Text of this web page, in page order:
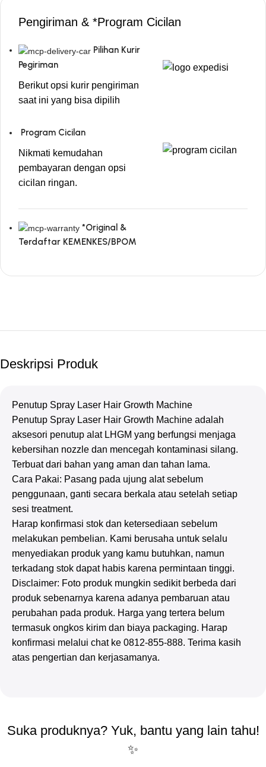
Pengiriman & *Program Cicilan
Pilihan Kurir
Pegiriman
Berikut opsi kurir pengiriman
saat ini yang bisa dipilih
Program Cicilan
Nikmati kemudahan
pembayaran dengan opsi
cicilan ringan.
*Original &
Terdaftar KEMENKES/BPOM
Deskripsi Produk
Penutup Spray Laser Hair Growth Machine
Penutup Spray Laser Hair Growth Machine adalah
aksesori penutup alat LHGM yang berfungsi menjaga
kebersihan nozzle dan mencegah kontaminasi silang.
Terbuat dari bahan yang aman dan tahan lama.
Cara Pakai: Pasang pada ujung alat sebelum
penggunaan, ganti secara berkala atau setelah setiap
sesi treatment.
Harap konfirmasi stok dan ketersediaan sebelum
melakukan pembelian. Kami berusaha untuk selalu
menyediakan produk yang kamu butuhkan, namun
terkadang stok dapat habis karena permintaan tinggi.
Disclaimer: Foto produk mungkin sedikit berbeda dari
produk sebenarnya karena adanya pembaruan atau
perubahan pada produk. Harga yang tertera belum
termasuk ongkos kirim dan biaya packaging. Harap
konfirmasi melalui chat ke 0812-855-888. Terima kasih
atas pengertian dan kerjasamanya.
Suka produknya? Yuk, bantu yang lain tahu!
✨